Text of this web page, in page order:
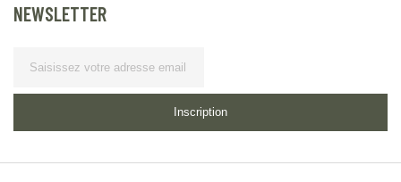
NEWSLETTER
Inscription